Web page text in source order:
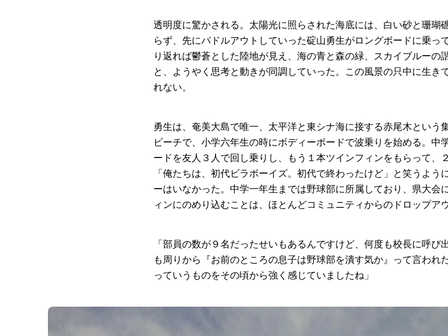
透明度に驚かされる。太陽光に照らされた海底には、白い砂と珊瑚
らず、先にパドルアウトしていった碇山勇生がロングボードに乗
り返れば鬱蒼とした陸地が見え、海の青と森の緑、スカイブルーの
と、ようやく思考と動きが同調していった。この風景の只中に生き
れない。
勇生は、奄美大島で唯一、太平洋と東シナ海に接する赤尾木という
ビーチで、小学六年生の時にボディーボードで波乗りを始める。
ードを友人３人で回し乗りし、もう１本ツインフィンをもらって、
「俺たちは、初代ビラボーイズ。初代で終わったけど」と笑うよ
ーはいなかった。中学一年生までは野球部に所属しており、県大会
ィンにのめり込むことは、ほとんどコミュニティからのドロップア
「部員の数が９名だったせいもあるんですけど、何度も校長に呼
も周りから『お前のところの息子は野球部を潰す気か』って言わ
っていうものをその頃から強く感じていましたね」